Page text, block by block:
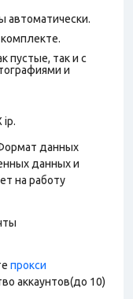
автоматически.
пустые, так и с
и
ip.
данных
данных и
на работу
прокси
аккаунтов(до 10)